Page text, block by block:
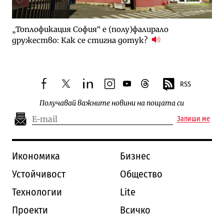
„Топлофикация София“ e (полу)фалирало
дружество: Как се стигна дотук?
facebooktwitterlinkedininstagram
youtubethreads RSS
Получавай важните новини на пощата си
Запиши ме
Икономика
Бизнес
Устойчивост
Общество
Технологии
Lite
Проекти
Всичко